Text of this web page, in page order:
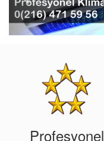
Profesyonel